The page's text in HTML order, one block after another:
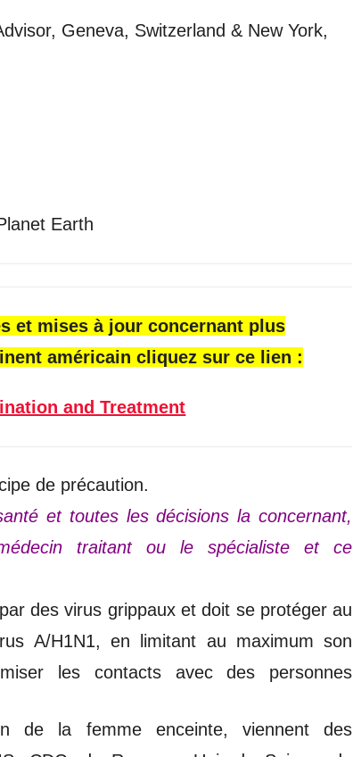
Geneva, Switzerland & New York,
Earth
et mises à jour concernant plus
américain cliquez sur ce lien :
and Treatment
de précaution.
et toutes les décisions la concernant,
traitant ou le spécialiste et ce
des virus grippaux et doit se protéger au
A/H1N1, en limitant au maximum son
les contacts avec des personnes
de la femme enceinte, viennent des